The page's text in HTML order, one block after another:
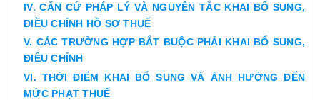
IV. CĂN CỨ PHÁP LÝ VÀ NGUYÊN TẮC KHAI BỔ SUNG,
ĐIỀU CHỈNH HỒ SƠ THUẾ
V. CÁC TRƯỜNG HỢP BẮT BUỘC PHẢI KHAI BỔ SUNG,
ĐIỀU CHỈNH
VI. THỜI ĐIỂM KHAI BỔ SUNG VÀ ẢNH HƯỞNG ĐẾN
MỨC PHẠT THUẾ